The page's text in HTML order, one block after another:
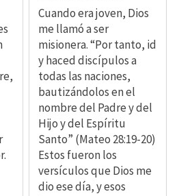
Cuando era joven, Dios
me llamó a ser
misionera. “Por tanto, id
y haced discípulos a
todas las naciones,
bautizándolos en el
nombre del Padre y del
Hijo y del Espíritu
Santo” (Mateo 28:19-20)
Estos fueron los
versículos que Dios me
dio ese día, y esos